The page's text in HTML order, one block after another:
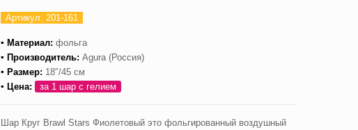
Артикул: 201-161
▪ Материал: фольга
▪ Производитель: Agura (Россия)
▪ Размер: 18″/45 см
▪ Цена:
за 1 шар с гелием
Шар Круг Brawl Stars Фиолетовый это фольгированный воздушный